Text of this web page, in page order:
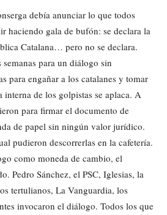
debía anunciar lo que todos
haciendo gala de bufón: se declara la
Catalana… pero no se declara.
para un diálogo sin
para engañar a los catalanes y tomar
interna de los golpistas se aplaca. A
para firmar el documento de
de papel sin ningún valor jurídico.
pudieron descorrerlas en la cafetería.
como moneda de cambio, el
Pedro Sánchez, el PSC, Iglesias, la
tertulianos, La Vanguardia, los
invocaron el diálogo. Todos los que